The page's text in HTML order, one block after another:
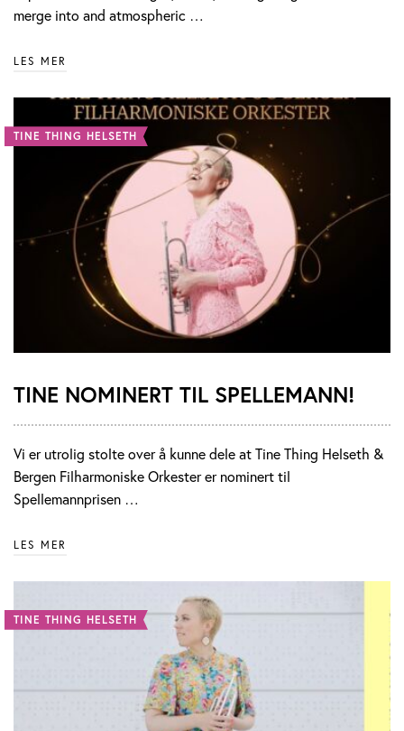
merge into and atmospheric …
LES MER
TINE THING HELSETH
TINE NOMINERT TIL SPELLEMANN!
Vi er utrolig stolte over å kunne dele at Tine Thing Helseth &
Bergen Filharmoniske Orkester er nominert til
Spellemannprisen …
LES MER
TINE THING HELSETH